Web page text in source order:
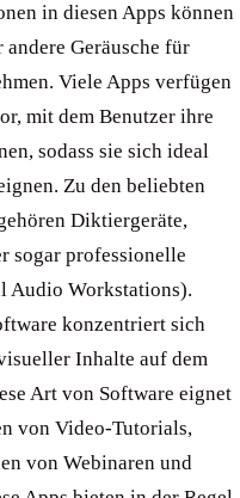
in diesen Apps können
Geräusche für
Viele Apps verfügen
mit dem Benutzer ihre
sodass sie sich ideal
Zu den beliebten
Diktiergeräte,
sogar professionelle
Audio Workstations).
konzentriert sich
Inhalte auf dem
Art von Software eignet
von Video-Tutorials,
von Webinaren und